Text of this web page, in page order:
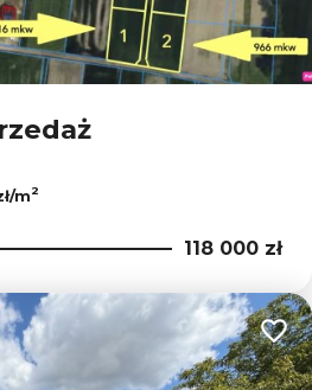
m2
118 000 zł